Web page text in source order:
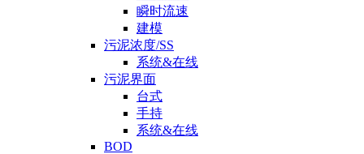
瞬时流速
建模
污泥浓度/SS
系统&在线
污泥界面
台式
手持
系统&在线
BOD